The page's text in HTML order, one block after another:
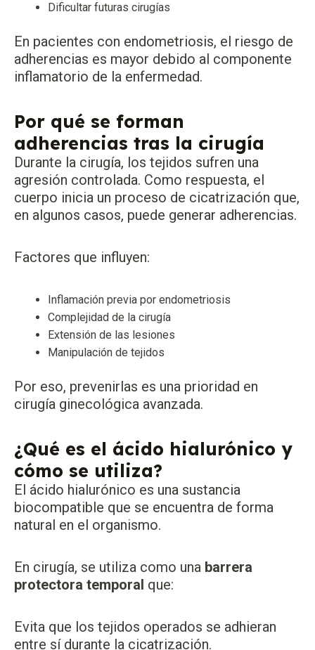
Dificultar futuras cirugías
En pacientes con endometriosis, el riesgo de
adherencias es mayor debido al componente
inflamatorio de la enfermedad.
Por qué se forman
adherencias tras la cirugía
Durante la cirugía, los tejidos sufren una
agresión controlada. Como respuesta, el
cuerpo inicia un proceso de cicatrización que,
en algunos casos, puede generar adherencias.
Factores que influyen:
Inflamación previa por endometriosis
Complejidad de la cirugía
Extensión de las lesiones
Manipulación de tejidos
Por eso, prevenirlas es una prioridad en
cirugía ginecológica avanzada.
¿Qué es el ácido hialurónico y
cómo se utiliza?
El ácido hialurónico es una sustancia
biocompatible que se encuentra de forma
natural en el organismo.
En cirugía, se utiliza como una barrera
protectora temporal que:
Evita que los tejidos operados se adhieran
entre sí durante la cicatrización.